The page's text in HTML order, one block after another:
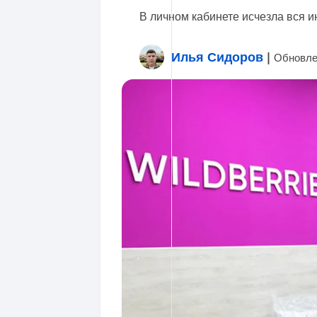
В личном кабинете исчезла вся
Илья Сидоров |